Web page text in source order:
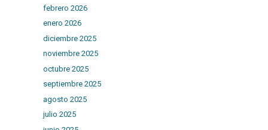
febrero 2026
enero 2026
diciembre 2025
noviembre 2025
octubre 2025
septiembre 2025
agosto 2025
julio 2025